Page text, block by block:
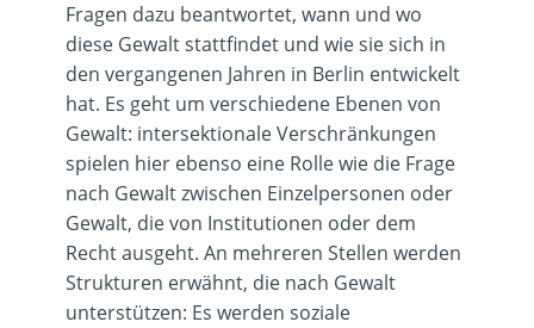
Fragen dazu beantwortet, wann und wo
diese Gewalt stattfindet und wie sie sich in
den vergangenen Jahren in Berlin entwickelt
hat. Es geht um verschiedene Ebenen von
Gewalt: intersektionale Verschränkungen
spielen hier ebenso eine Rolle wie die Frage
nach Gewalt zwischen Einzelpersonen oder
Gewalt, die von Institutionen oder dem
Recht ausgeht. An mehreren Stellen werden
Strukturen erwähnt, die nach Gewalt
unterstützen: Es werden soziale